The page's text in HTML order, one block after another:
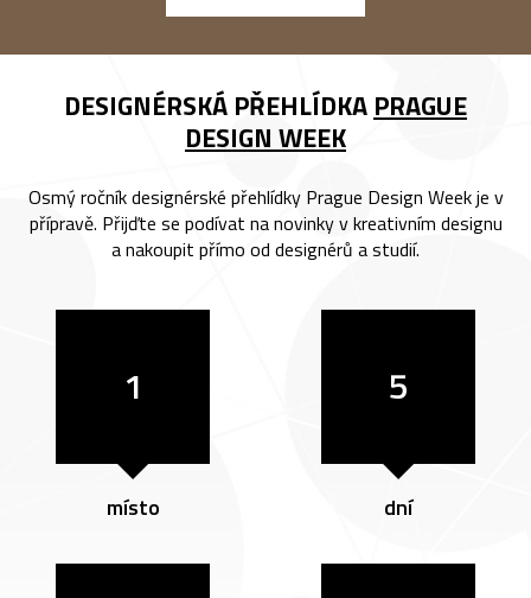
DESIGNÉRSKÁ PŘEHLÍDKA PRAGUE
DESIGN WEEK
Osmý ročník designérské přehlídky Prague Design Week je v
přípravě. Přijďte se podívat na novinky v kreativním designu
a nakoupit přímo od designérů a studií.
1
místo
5
dní